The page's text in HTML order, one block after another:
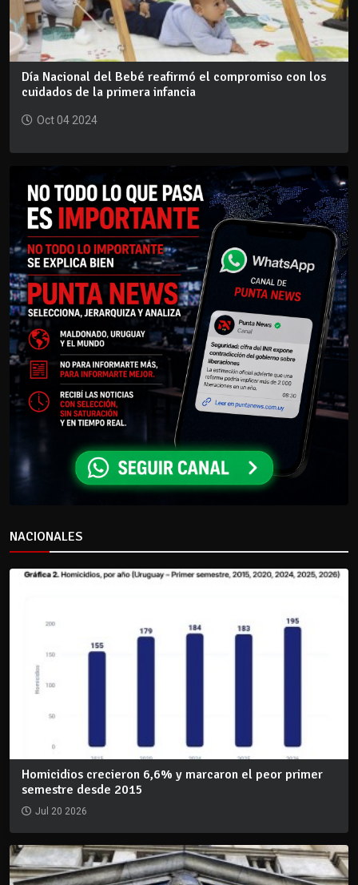
Día Nacional del Bebé reafirmó el compromiso con los
cuidados de la primera infancia
Oct 04 2024
NACIONALES
Homicidios crecieron 6,6% y marcaron el peor primer
semestre desde 2015
Jul 20 2026